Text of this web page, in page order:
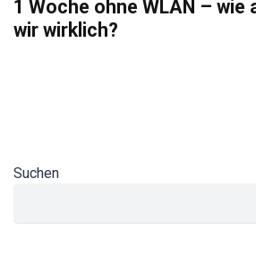
1 Woche ohne WLAN – wie
wir wirklich?
Suchen